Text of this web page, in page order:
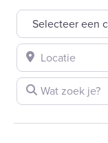
Selecteer een
Wat zoek je?
Locatie